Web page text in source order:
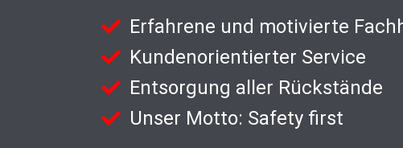
Erfahrene und motivierte
Kundenorientierter Service
Entsorgung aller Rückstände
Unser Motto: Safety first